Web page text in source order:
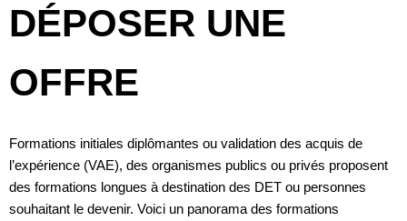
DÉPOSER UNE
OFFRE
Formations initiales diplômantes ou validation des acquis de
l’expérience (VAE), des organismes publics ou privés proposent
des formations longues à destination des DET ou personnes
souhaitant le devenir. Voici un panorama des formations